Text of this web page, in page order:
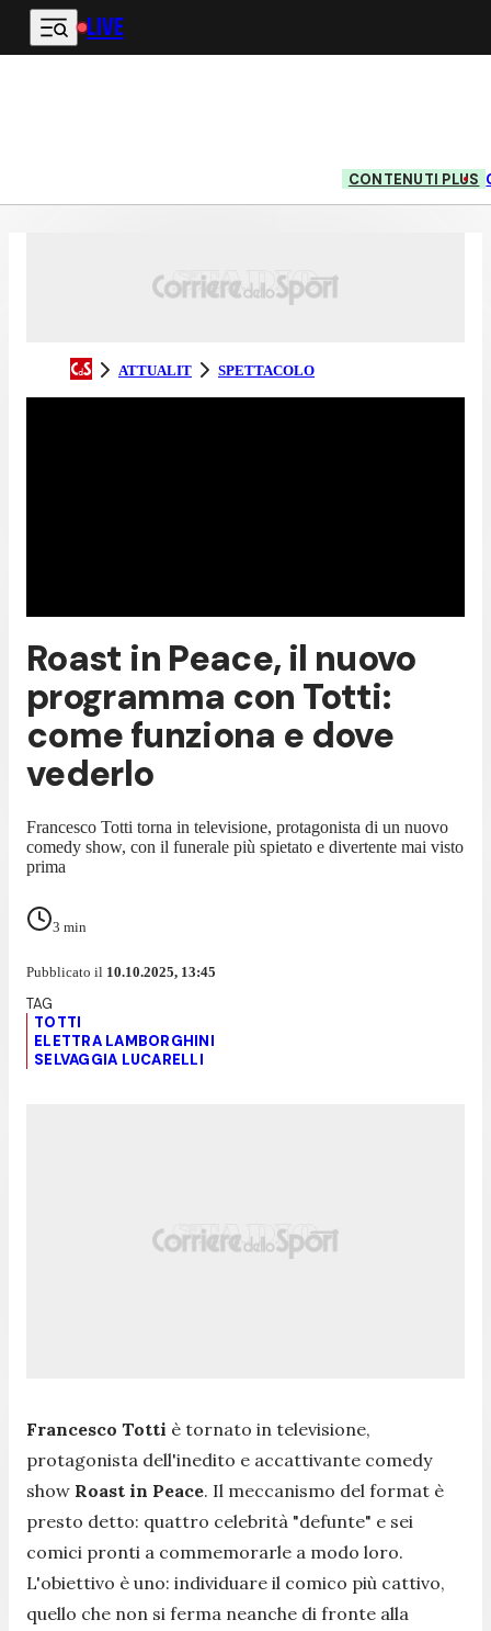
Vai al contenuto principale
LIVE
CONTENUTI PLUS
ATTUALIT SPETTACOLO
Roast in Peace, il nuovo
programma con Totti:
come funziona e dove
vederlo
Francesco Totti torna in televisione, protagonista di un nuovo
comedy show, con il funerale più spietato e divertente mai visto
prima
3 min
Pubblicato il 10.10.2025, 13:45
TOTTI
ELETTRA LAMBORGHINI
SELVAGGIA LUCARELLI
Francesco Totti è tornato in televisione,
protagonista dell'inedito e accattivante comedy
show Roast in Peace. Il meccanismo del format è
presto detto: quattro celebrità "defunte" e sei
comici pronti a commemorarle a modo loro.
L'obiettivo è uno: individuare il comico più cattivo,
quello che non si ferma neanche di fronte alla